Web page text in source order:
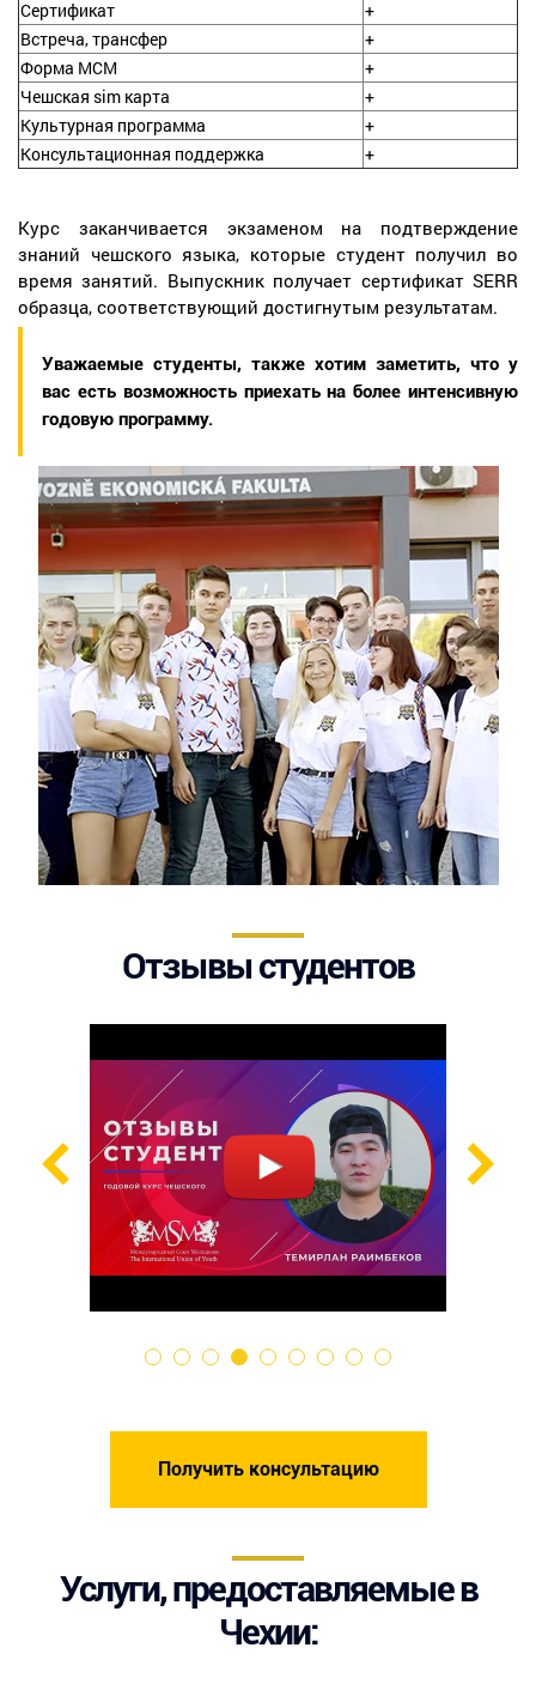
Сертификат
+
Встреча, трансфер
+
Форма МСМ
+
Чешская sim карта
+
Культурная программа
+
Консультационная поддержка
+
Курс заканчивается экзаменом на подтверждение
знаний чешского языка, которые студент получил во
время занятий. Выпускник получает сертификат SERR
образца, соответствующий достигнутым результатам.
Уважаемые студенты, также хотим заметить, что у
вас есть возможность приехать на более интенсивную
годовую программу.
Oтзывы студентов
Получить консультацию
Услуги, предоставляемые в
Чехии: